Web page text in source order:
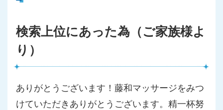
検索上位にあった為（ご家族様よ
り）
ありがとうございます！藤和マッサージをみつ
けていただきありがとうございます。精一杯努